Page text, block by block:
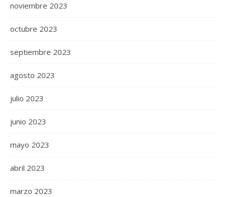
noviembre 2023
octubre 2023
septiembre 2023
agosto 2023
julio 2023
junio 2023
mayo 2023
abril 2023
marzo 2023